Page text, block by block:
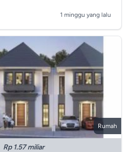
1 minggu yang lalu
Rumah
Rp 1.57 miliar